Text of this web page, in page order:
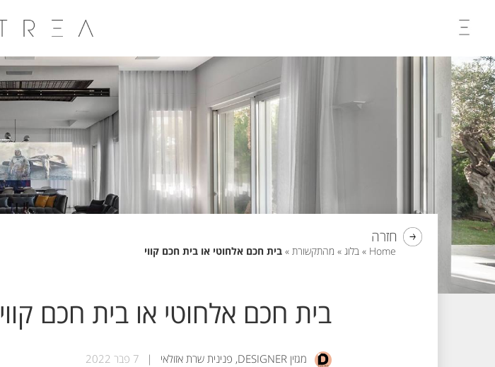
Skip
to
content
חזרה
Home
» בלוג » מהתקשורת »בית חכם אלחוטי או בית חכם קווי
בית חכם אלחוטי או בית חכם קווי
מגזין DESIGNER, פנינית שרת אזולאי 7 פבר 2022